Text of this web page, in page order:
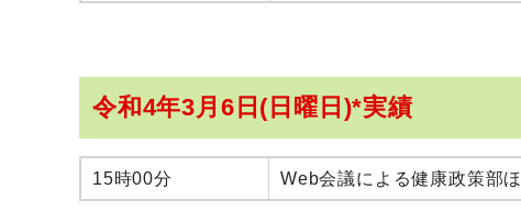
令和4年3月6日(日曜日)*実績
15時00分 Web会議による健康政策部